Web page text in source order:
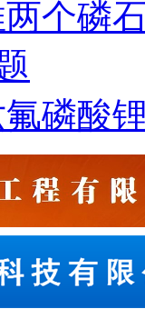
两个磷
氟磷酸